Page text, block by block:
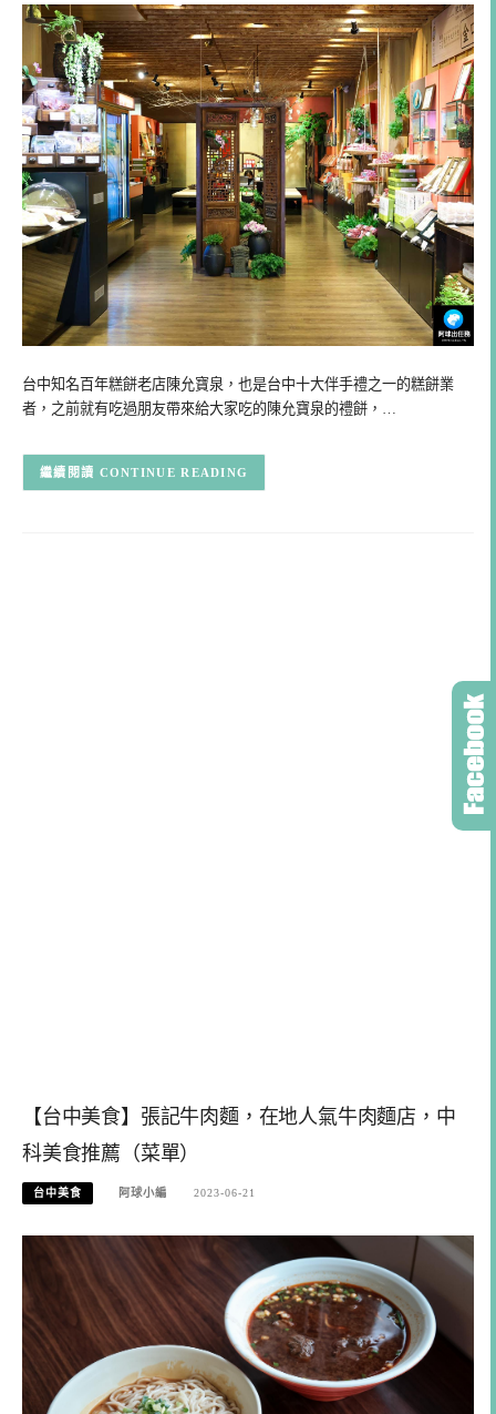
台中知名百年糕餅老店陳允寶泉，也是台中十大伴手禮之一的糕餅業
者，之前就有吃過朋友帶來給大家吃的陳允寶泉的禮餅，…
CONTINUE READING
【台中美食】張記牛肉麵，在地人氣牛肉麵店，中
科美食推薦（菜單）
台中美食 阿球小編 2023-06-21